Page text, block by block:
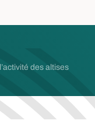
des altises